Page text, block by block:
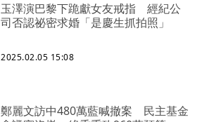
玉澤演巴黎下跪獻女友戒指 經紀公
司否認祕密求婚「是慶生抓拍照」
2025.02.05 15:08
鄭麗文訪中480萬藍喊撤案 民主基金